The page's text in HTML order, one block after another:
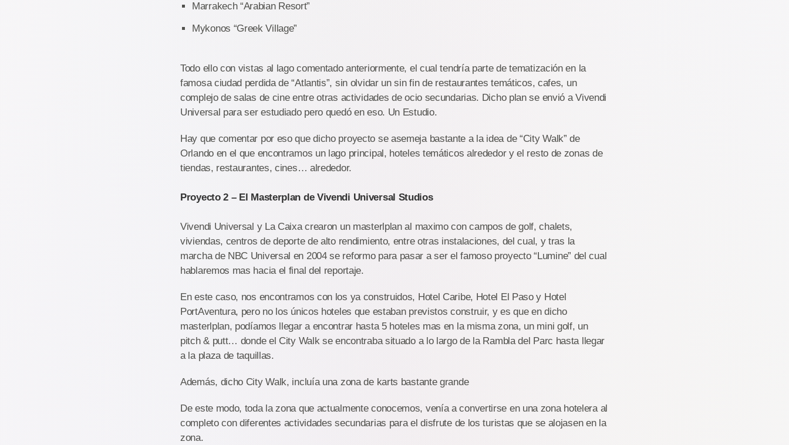
Marrakech “Arabian Resort”
Mykonos “Greek Village”
Todo ello con vistas al lago comentado anteriormente, el cual tendría parte de tematización en la
famosa ciudad perdida de “Atlantis”, sin olvidar un sin fin de restaurantes temáticos, cafes, un
complejo de salas de cine entre otras actividades de ocio secundarias. Dicho plan se envió a Vivendi
Universal para ser estudiado pero quedó en eso. Un Estudio.
Hay que comentar por eso que dicho proyecto se asemeja bastante a la idea de “City Walk” de
Orlando en el que encontramos un lago principal, hoteles temáticos alrededor y el resto de zonas de
tiendas, restaurantes, cines… alrededor.
Proyecto 2 – El Masterplan de Vivendi Universal Studios
Vivendi Universal y La Caixa crearon un masterlplan al maximo con campos de golf, chalets,
viviendas, centros de deporte de alto rendimiento, entre otras instalaciones, del cual, y tras la
marcha de NBC Universal en 2004 se reformo para pasar a ser el famoso proyecto “Lumine” del cual
hablaremos mas hacia el final del reportaje.
En este caso, nos encontramos con los ya construidos, Hotel Caribe, Hotel El Paso y Hotel
PortAventura, pero no los únicos hoteles que estaban previstos construir, y es que en dicho
masterlplan, podíamos llegar a encontrar hasta 5 hoteles mas en la misma zona, un mini golf, un
pitch & putt… donde el City Walk se encontraba situado a lo largo de la Rambla del Parc hasta llegar
a la plaza de taquillas.
Además, dicho City Walk, incluía una zona de karts bastante grande
De este modo, toda la zona que actualmente conocemos, venía a convertirse en una zona hotelera al
completo con diferentes actividades secundarias para el disfrute de los turistas que se alojasen en la
zona.